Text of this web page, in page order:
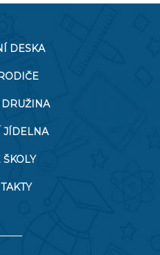
DESKA
JÍDELNA
ŠKOLY